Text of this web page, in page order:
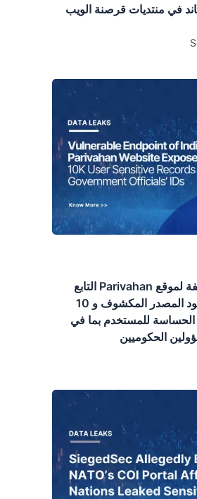
في منتديات قرصنة الويب
نقطة النهاية الضعيفة لموقع Parivahan التابع
للحكومة الهندية: كود المصدر المكشوف و 10
للمستخدم بما في
الحكوميين